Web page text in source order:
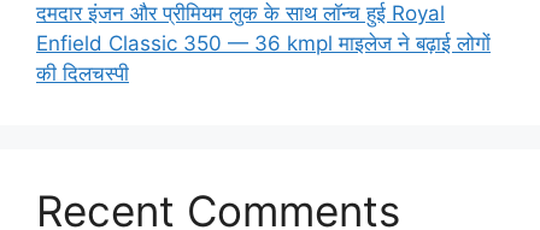
दमदार इंजन और प्रीमियम लुक के साथ लॉन्च हुई Royal
Enfield Classic 350 — 36 kmpl माइलेज ने बढ़ाई लोगों
की दिलचस्पी
Recent Comments